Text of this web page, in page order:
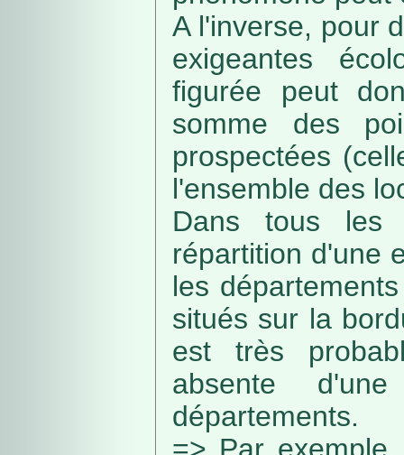
A l'inverse, pour
exigeantes
figurée peut
somme des
prospectées
l'ensemble des
Dans tous les
répartition d'une
les
situés sur la
est très
absente
départements.